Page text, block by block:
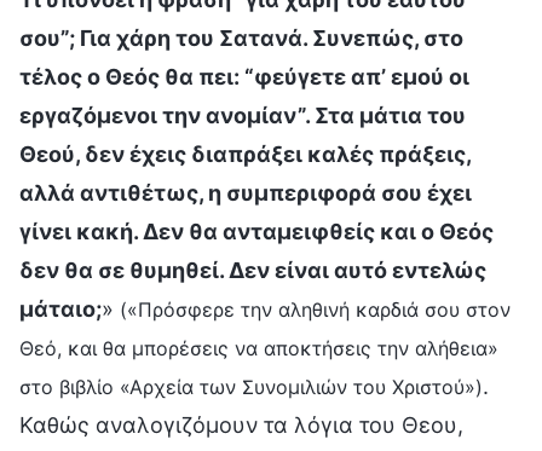
σου”; Για χάρη του Σατανά. Συνεπώς, στο
τέλος ο Θεός θα πει: “φεύγετε απ’ εμού οι
εργαζόμενοι την ανομίαν”. Στα μάτια του
Θεού, δεν έχεις διαπράξει καλές πράξεις,
αλλά αντιθέτως, η συμπεριφορά σου έχει
γίνει κακή. Δεν θα ανταμειφθείς και ο Θεός
δεν θα σε θυμηθεί. Δεν είναι αυτό εντελώς
μάταιο;» («Πρόσφερε την αληθινή καρδιά σου στον
Θεό, και θα μπορέσεις να αποκτήσεις την αλήθεια»
στο βιβλίο «Αρχεία των Συνομιλιών του Χριστού»).
Καθώς αναλογιζόμουν τα λόγια του Θεου,